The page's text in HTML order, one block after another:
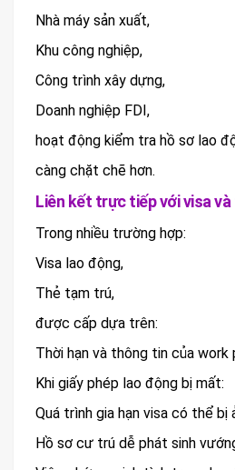
Nhà máy sản xuất,
Khu công nghiệp,
Công trình xây dựng,
Doanh nghiệp FDI,
hoạt động kiểm tra hồ sơ lao
càng chặt chẽ hơn.
Liên kết trực tiếp với visa
Trong nhiều trường hợp:
Visa lao động,
Thẻ tạm trú,
được cấp dựa trên:
Thời hạn và thông tin của work
Khi giấy phép lao động bị mất:
Quá trình gia hạn visa có thể bị
Hồ sơ cư trú dễ phát sinh